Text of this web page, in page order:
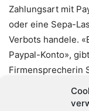
Zahlungsart mit
oder eine Sepa-
Verbots handele.
Paypal-Konto»,
Firmensprecherin
er Paypal explizit